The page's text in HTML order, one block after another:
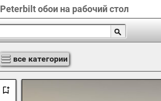
Peterbilt обои на рабочий стол
все категории